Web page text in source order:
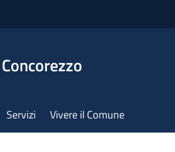
Servizi Vivere il Comune